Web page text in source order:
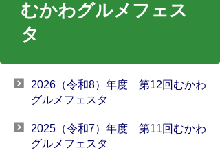
むかわグルメフェス
タ
2026（令和8）年度 第12回むかわ
グルメフェスタ
2025（令和7）年度 第11回むかわ
グルメフェスタ